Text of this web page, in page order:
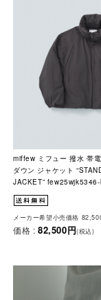
miffew ミフュー 撥水 帯
ダウン ジャケット
JACKET”
メーカー希望小売価格
価格 : 82,500円(税込)